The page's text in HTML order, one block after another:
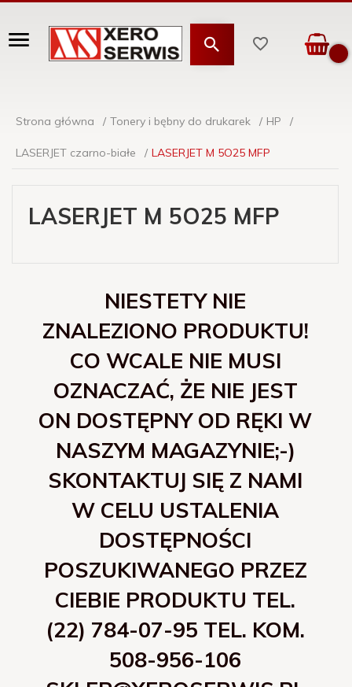
Strona główna Tonery i bębny do drukarek HP
LASERJET czarno-białe LASERJET M 5O25 MFP
LASERJET M 5O25 MFP
NIESTETY NIE
ZNALEZIONO PRODUKTU!
CO WCALE NIE MUSI
OZNACZAĆ, ŻE NIE JEST
ON DOSTĘPNY OD RĘKI W
NASZYM MAGAZYNIE;-)
SKONTAKTUJ SIĘ Z NAMI
W CELU USTALENIA
DOSTĘPNOŚCI
POSZUKIWANEGO PRZEZ
CIEBIE PRODUKTU TEL.
(22) 784-07-95 TEL. KOM.
508-956-106